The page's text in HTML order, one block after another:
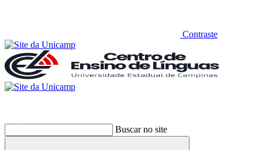
Contraste
Buscar no site